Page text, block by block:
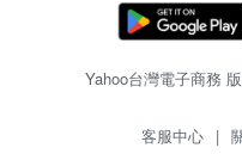
Yahoo台灣電子商務
客服中心 |